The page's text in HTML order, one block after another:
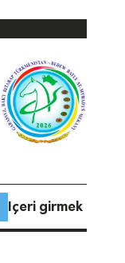
Içeri girmek